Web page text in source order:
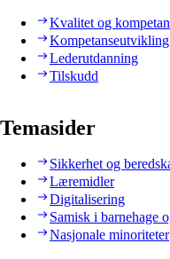
Kvalitet og
Lederutdanning
Tilskudd
Temasider
Sikkerhet og
Læremidler
Digitalisering
Samisk i barnehage
Nasjonale minoriteter